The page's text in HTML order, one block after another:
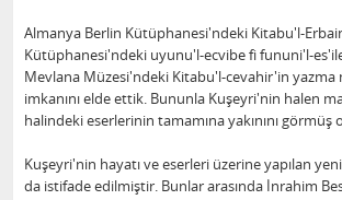
Almanya Berlin Kütüphanesi'ndeki Kitabu'l-
Kütüphanesi'ndeki uyunu'l-ecvibe fi fununi'l-
Mevlana Müzesi'ndeki Kitabu'l-cevahir'in yazma
imkanını elde ettik. Bununla Kuşeyri'nin halen
halindeki eserlerinin tamamına yakınını görmüş
Kuşeyri'nin hayatı ve eserleri üzerine yapılan
da istifade edilmiştir. Bunlar arasında İnrahim